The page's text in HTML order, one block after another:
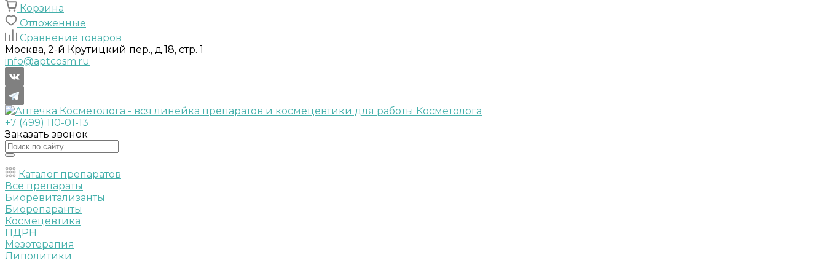
Корзина
Отложенные
Сравнение товаров
Москва, 2-й Крутицкий пер., д.18, стр. 1
info@aptcosm.ru
+7 (499) 110-01-13
Заказать звонок
Каталог препаратов
Все препараты
Биоревитализанты
Биорепаранты
Космецевтика
ПДРН
Мезотерапия
Липолитики